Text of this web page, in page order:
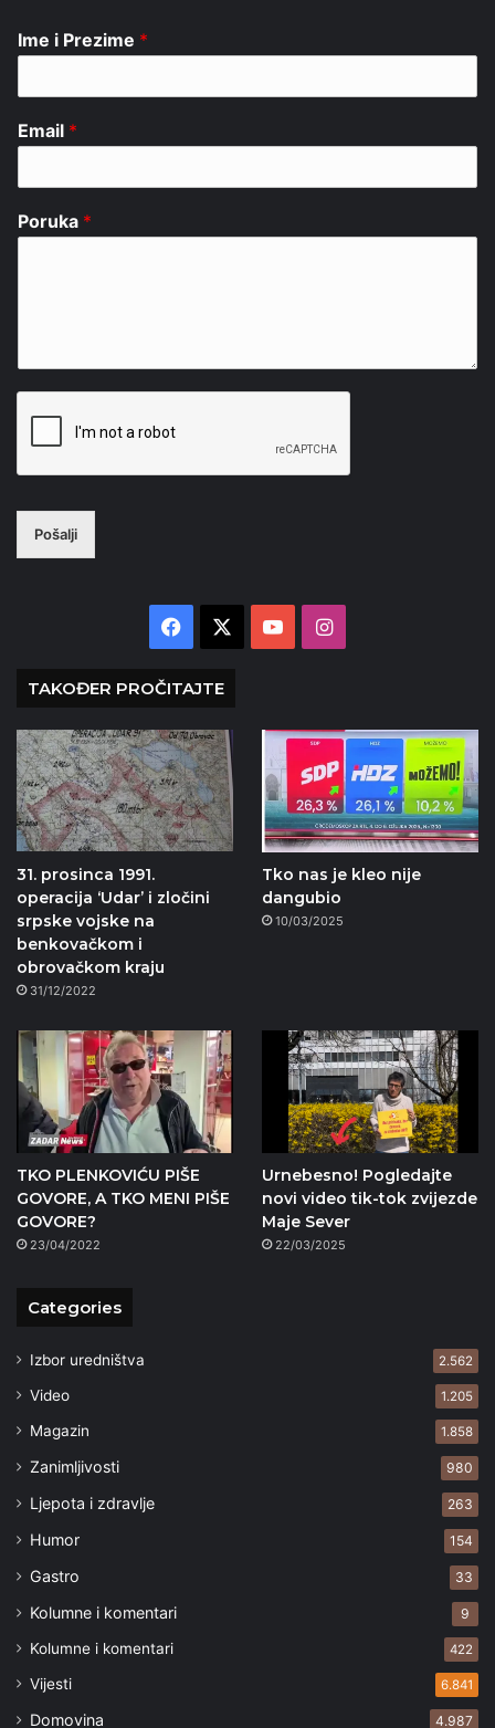
Ime i Prezime *
Email *
Poruka *
Pošalji
Facebook YouTubeInstagram
TAKOĐER PROČITAJTE
31. prosinca 1991.
operacija ‘Udar’ i zločini
srpske vojske na
benkovačkom i
obrovačkom kraju
31/12/2022
Tko nas je kleo nije
dangubio
10/03/2025
TKO PLENKOVIĆU PIŠE
GOVORE, A TKO MENI PIŠE
GOVORE?
23/04/2022
Urnebesno! Pogledajte
novi video tik-tok zvijezde
Maje Sever
22/03/2025
Categories
Izbor uredništva 2.562
Video 1.205
Magazin 1.858
Zanimljivosti 980
Ljepota i zdravlje 263
Humor 154
Gastro 33
Kolumne i komentari 9
Kolumne i komentari 422
Vijesti 6.841
Domovina 4.987